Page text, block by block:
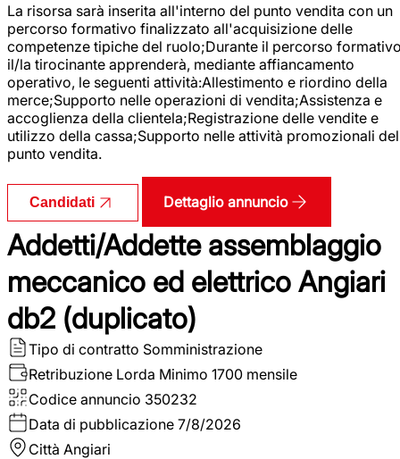
La risorsa sarà inserita all'interno del punto vendita con un
percorso formativo finalizzato all'acquisizione delle
competenze tipiche del ruolo;Durante il percorso
il/la tirocinante apprenderà, mediante affiancamento
operativo, le seguenti attività:Allestimento e riordino della
merce;Supporto nelle operazioni di vendita;Assistenza e
accoglienza della clientela;Registrazione delle vendite e
utilizzo della cassa;Supporto nelle attività promozionali del
punto vendita.
Candidati Dettaglio annuncio
Addetti/Addette assemblaggio
meccanico ed elettrico Angiari
db2 (duplicato)
Tipo di contratto Somministrazione
Retribuzione Lorda Minimo 1700 mensile
Codice annuncio 350232
Data di pubblicazione 7/8/2026
Città Angiari